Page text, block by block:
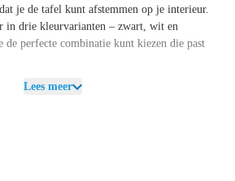
je de tafel kunt afstemmen op je interieur.
in drie kleurvarianten – zwart, wit en
perfecte combinatie kunt kiezen die past
Bartafel 180x80cm
Lees meer